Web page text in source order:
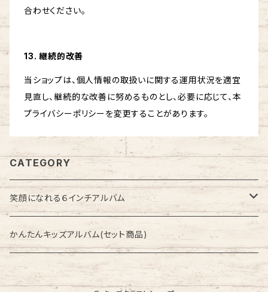
合わせください。
13. 継続的改善
当ショップは、個人情報の取扱いに関する運用状況を適宜
見直し、継続的な改善に努めるものとし、必要に応じて、本
プライバシーポリシーを変更することがあります。
CATEGORY
笑顔になれる６インチアルバム
季節のアルバム
セット商品
かんたんキッズアルバム(セット商品)